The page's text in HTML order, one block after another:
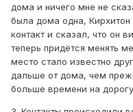
дома и ничего мне не
была дома одна,
контакт и сказал, что он
теперь придётся менять
место стало известно
дальше от дома, чем
больше времени на